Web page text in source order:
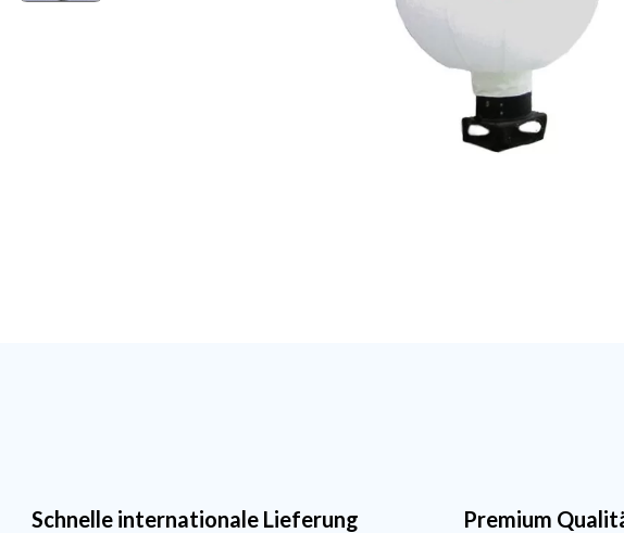
Schnelle internationale Lieferung Premium